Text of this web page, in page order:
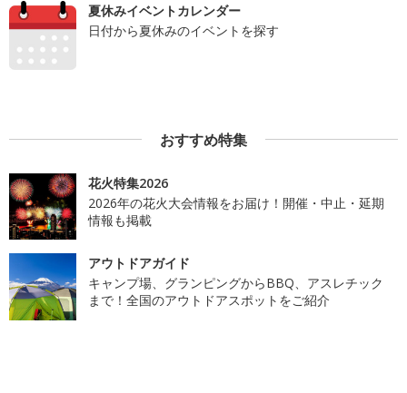
夏休みイベントカレンダー
日付から夏休みのイベントを探す
おすすめ特集
花火特集2026
2026年の花火大会情報をお届け！開催・中止・延期
情報も掲載
アウトドアガイド
キャンプ場、グランピングからBBQ、アスレチック
まで！全国のアウトドアスポットをご紹介